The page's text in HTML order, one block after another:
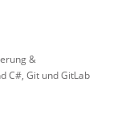
&
C#, Git und GitLab